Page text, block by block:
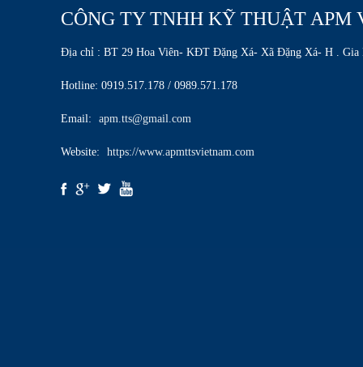
CÔNG TY TNHH KỸ THUẬT APM
Địa chỉ : BT 29 Hoa Viên- KĐT Đặng Xá- Xã Đặng Xá- H . Gia
Hotline: 0919.517.178 / 0989.571.178
Email: apm.tts@gmail.com
Website: https://www.apmttsvietnam.com